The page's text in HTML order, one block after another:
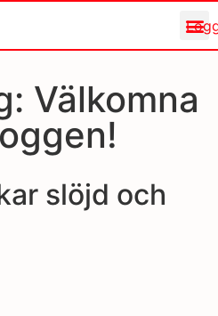
Välkomna
slöjd och